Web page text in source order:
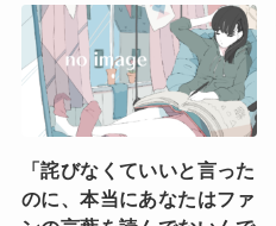
「詫びなくていいと言った
のに、本当にあなたはファ